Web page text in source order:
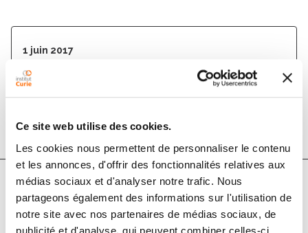
Ce site web utilise des cookies.
Les cookies nous permettent de personnaliser le contenu
et les annonces, d'offrir des fonctionnalités relatives aux
médias sociaux et d'analyser notre trafic. Nous
partageons également des informations sur l'utilisation de
notre site avec nos partenaires de médias sociaux, de
publicité et d'analyse, qui peuvent combiner celles-ci
1 juin 2017
The Breast
Auteurs